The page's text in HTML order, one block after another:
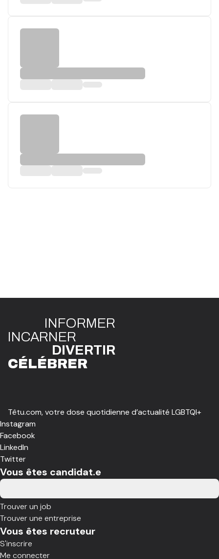
INFORMER
INCARNER
DIVERTIR
CÉLÉBRER
Têtu.com, votre dose quotidienne d’actualité LGBTQI+
Instagram
Facebook
LinkedIn
Twitter
Vous êtes candidat.e
Trouver un job
Trouver une entreprise
Vous êtes recruteur
S'inscrire
Me connecter